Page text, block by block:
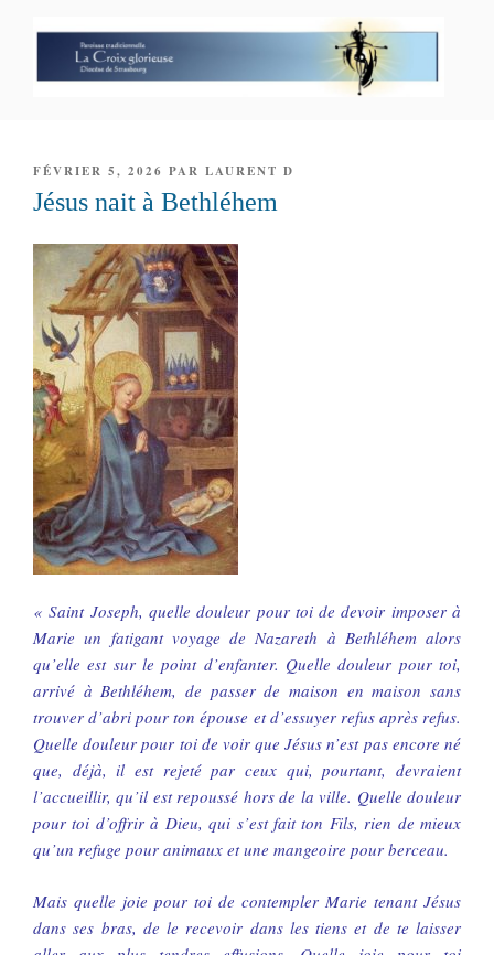
PUBLIÉ
LE
FÉVRIER 5, 2026 PAR LAURENT D
Jésus nait à Bethléhem
« Saint Joseph, quelle douleur pour toi de devoir imposer à
Marie un fatigant voyage de Nazareth à Bethléhem alors
qu’elle est sur le point d’enfanter. Quelle douleur pour toi,
arrivé à Bethléhem, de passer de maison en maison sans
trouver d’abri pour ton épouse et d’essuyer refus après refus.
Quelle douleur pour toi de voir que Jésus n’est pas encore né
que, déjà, il est rejeté par ceux qui, pourtant, devraient
l’accueillir, qu’il est repoussé hors de la ville. Quelle douleur
pour toi d’offrir à Dieu, qui s’est fait ton Fils, rien de mieux
qu’un refuge pour animaux et une mangeoire pour berceau.
Mais quelle joie pour toi de contempler Marie tenant Jésus
dans ses bras, de le recevoir dans les tiens et de te laisser